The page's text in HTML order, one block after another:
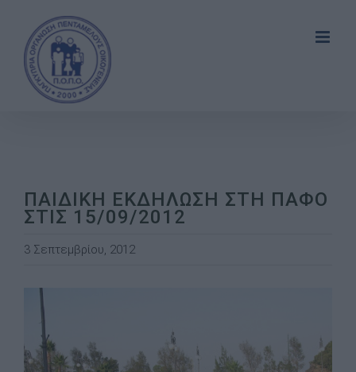
content
ΠΑΙΔΙΚΗ ΕΚΔΗΛΩΣΗ ΣΤΗ ΠΑΦΟ
ΣΤΙΣ 15/09/2012
3 Σεπτεμβρίου, 2012
View
Image